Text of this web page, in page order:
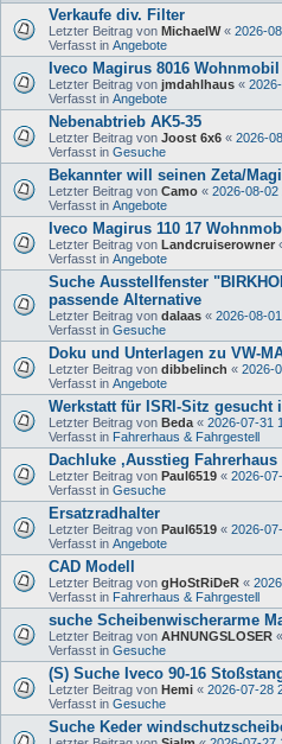
Verkaufe div. Filter
Letzter Beitrag von MichaelW« 2026-
Verfasst in Angebote
Iveco Magirus 8016
Letzter Beitrag von jmdahlhaus «
Verfasst in Angebote
Nebenabtrieb AK5-35
Letzter Beitrag von Joost 6x6 « 2026-
Verfasst in Gesuche
Bekannter will seinen Zeta/
Letzter Beitrag von Camo « 2026-08-02
Verfasst in Angebote
Iveco Magirus 110 17
Letzter Beitrag von Landcruiserowner
Verfasst in Angebote
Suche Ausstellfenster
passende Alternative
Letzter Beitrag von dalaas « 2026-08-
Verfasst in Gesuche
Doku und Unterlagen zu VW-
Letzter Beitrag von dibbelinch « 2026-
Verfasst in Angebote
Werkstatt für ISRI-Sitz gesucht
Letzter Beitrag von Beda « 2026-07-31
Verfasst in Fahrerhaus & Fahrgestell
Dachluke ,Ausstieg Fahrerhaus
Letzter Beitrag von Paul6519 « 2026-
Verfasst in Gesuche
Ersatzradhalter
Letzter Beitrag von Paul6519 « 2026-
Verfasst in Angebote
CAD Modell
Letzter Beitrag von gHoStRiDeR «
Verfasst in Fahrerhaus & Fahrgestell
suche Scheibenwischerarme
Letzter Beitrag von AHNUNGSLOSER «
Verfasst in Gesuche
(S) Suche Iveco 90-16
Letzter Beitrag von Hemi « 2026-07-28
Verfasst in Gesuche
Suche Keder